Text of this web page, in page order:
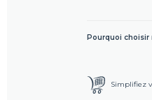
Pourquoi choisir
Simplifiez